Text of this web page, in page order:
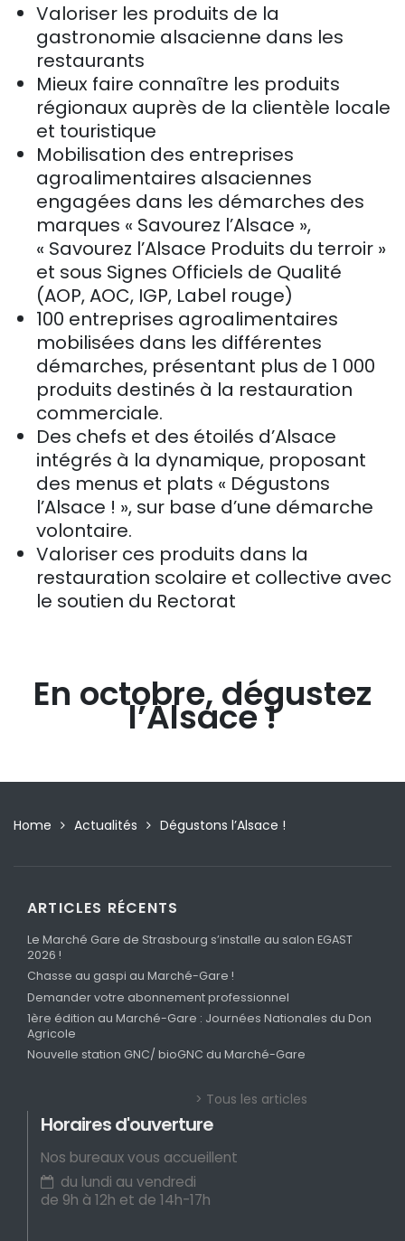
Valoriser les produits de la
gastronomie alsacienne dans les
restaurants
Mieux faire connaître les produits
régionaux auprès de la clientèle locale
et touristique
Mobilisation des entreprises
agroalimentaires alsaciennes
engagées dans les démarches des
marques « Savourez l’Alsace »,
« Savourez l’Alsace Produits du terroir »
et sous Signes Officiels de Qualité
(AOP, AOC, IGP, Label rouge)
100 entreprises agroalimentaires
mobilisées dans les différentes
démarches, présentant plus de 1 000
produits destinés à la restauration
commerciale.
Des chefs et des étoilés d’Alsace
intégrés à la dynamique, proposant
des menus et plats « Dégustons
l’Alsace ! », sur base d’une démarche
volontaire.
Valoriser ces produits dans la
restauration scolaire et collective avec
le soutien du Rectorat
En octobre, dégustez
l’Alsace !
Home Actualités Dégustons l’Alsace !
ARTICLES RÉCENTS
Le Marché Gare de Strasbourg s’installe au salon EGAST
2026 !
Chasse au gaspi au Marché-Gare !
Demander votre abonnement professionnel
1ère édition au Marché-Gare : Journées Nationales du Don
Agricole
Nouvelle station GNC/ bioGNC du Marché-Gare
> Tous les articles
Horaires d'ouverture
Nos bureaux vous accueillent
du lundi au vendredi
de 9h à 12h et de 14h-17h